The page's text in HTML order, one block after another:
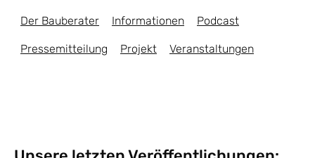
Der Bauberater Informationen Podcast
Pressemitteilung Projekt Veranstaltungen